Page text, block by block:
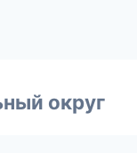
округ